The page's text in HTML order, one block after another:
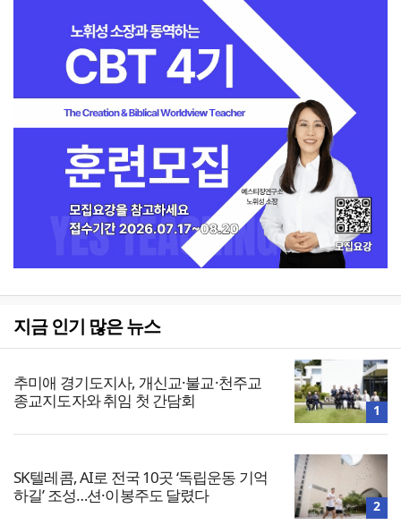
지금 인기 많은 뉴스
추미애 경기도지사, 개신교·불교·천주교
종교지도자와 취임 첫 간담회
1
SK텔레콤, AI로 전국 10곳 ‘독립운동 기억
하길’ 조성…션·이봉주도 달렸다
2